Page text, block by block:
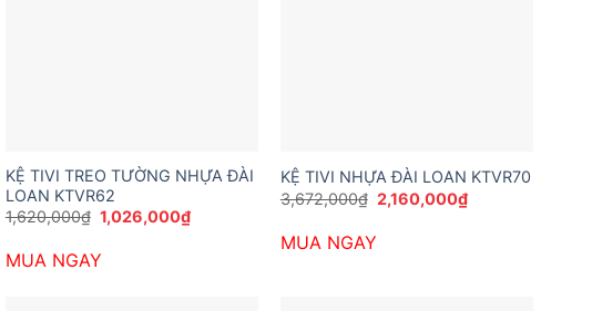
KỆ TIVI TREO TƯỜNG NHỰA ĐÀI
LOAN KTVR62
1,620,000₫ Giá
gốc
1,620,000₫.
1,026,000₫Giá
MUA NGAY
KỆ TIVI NHỰA ĐÀI LOAN KTVR70
3,672,000₫ Giá
gốc
2,160,000₫Giá
MUA NGAY